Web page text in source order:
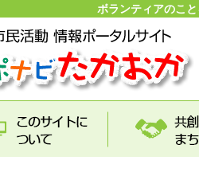
ボランティアのこ